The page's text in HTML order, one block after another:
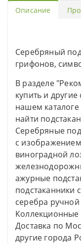
Описание
Серебряный
грифонов,
В разделе
купить и
нашем
найти
Серебряные
с
виноградной
ажурные
подстаканники
серебра
Коллекционные
Доставка по
другие города